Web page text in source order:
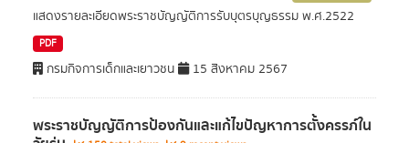
แสดงรายละเอียดพระราชบัญญัติการรับบุตรบุญธรรม พ.ศ.2522
PDF
กรมกิจการเด็กและเยาวชน 15 สิงหาคม 2567
พระราชบัญญัติการป้องกันและแก้ไขปัญหาการตั้งครรภ์ใน